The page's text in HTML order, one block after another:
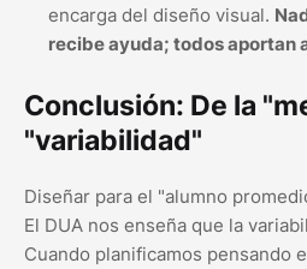
encarga del diseño visual.
recibe ayuda; todos aportan
Conclusión: De la
"variabilidad"
Diseñar para el "alumno
El DUA nos enseña que la
Cuando planificamos pensando